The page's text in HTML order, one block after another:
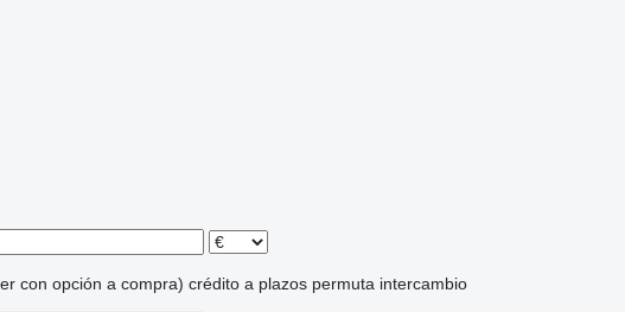
con opción a compra) crédito a plazos permuta intercambio